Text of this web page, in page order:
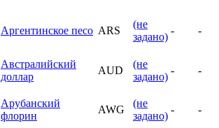
Аргентинское песо ARS
(не
задано)
- -
Австралийский
доллар
AUD
(не
задано)
- -
Арубанский
флорин
AWG
(не
задано)
- -